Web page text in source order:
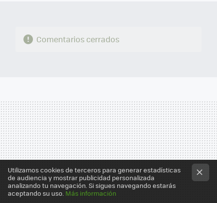
Comentarios cerrados
Utilizamos cookies de terceros para generar estadísticas
de audiencia y mostrar publicidad personalizada
analizando tu navegación. Si sigues navegando estarás
aceptando su uso. Más información